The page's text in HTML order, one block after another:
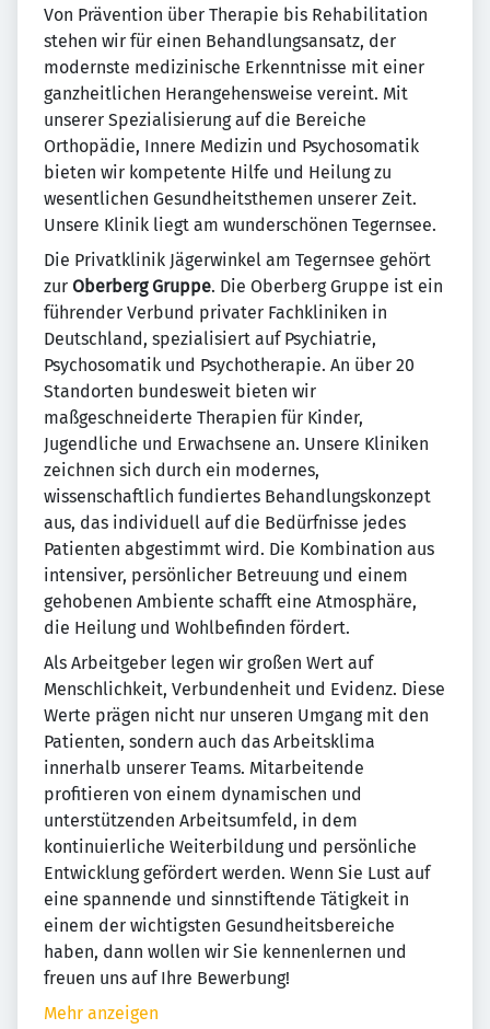
Von Prävention über Therapie bis Rehabilitation
stehen wir für einen Behandlungsansatz, der
modernste medizinische Erkenntnisse mit einer
ganzheitlichen Herangehensweise vereint. Mit
unserer Spezialisierung auf die Bereiche
Orthopädie, Innere Medizin und Psychosomatik
bieten wir kompetente Hilfe und Heilung zu
wesentlichen Gesundheitsthemen unserer Zeit.
Unsere Klinik liegt am wunderschönen Tegernsee.
Die Privatklinik Jägerwinkel am Tegernsee gehört
zur Oberberg Gruppe. Die Oberberg Gruppe ist ein
führender Verbund privater Fachkliniken in
Deutschland, spezialisiert auf Psychiatrie,
Psychosomatik und Psychotherapie. An über 20
Standorten bundesweit bieten wir
maßgeschneiderte Therapien für Kinder,
Jugendliche und Erwachsene an. Unsere Kliniken
zeichnen sich durch ein modernes,
wissenschaftlich fundiertes Behandlungskonzept
aus, das individuell auf die Bedürfnisse jedes
Patienten abgestimmt wird. Die Kombination aus
intensiver, persönlicher Betreuung und einem
gehobenen Ambiente schafft eine Atmosphäre,
die Heilung und Wohlbefinden fördert.
Als Arbeitgeber legen wir großen Wert auf
Menschlichkeit, Verbundenheit und Evidenz. Diese
Werte prägen nicht nur unseren Umgang mit den
Patienten, sondern auch das Arbeitsklima
innerhalb unserer Teams. Mitarbeitende
profitieren von einem dynamischen und
unterstützenden Arbeitsumfeld, in dem
kontinuierliche Weiterbildung und persönliche
Entwicklung gefördert werden. Wenn Sie Lust auf
eine spannende und sinnstiftende Tätigkeit in
einem der wichtigsten Gesundheitsbereiche
haben, dann wollen wir Sie kennenlernen und
freuen uns auf Ihre Bewerbung!
Mehr anzeigen